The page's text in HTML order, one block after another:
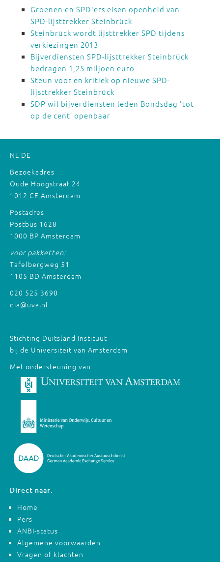
Groenen en SPD'ers eisen openheid van
SPD-lijsttrekker Steinbrück
Steinbrück wordt lijsttrekker SPD tijdens
verkiezingen 2013
Bijverdiensten SPD-lijsttrekker Steinbrück
bedragen 1,25 miljoen euro
Steun voor en kritiek op nieuwe SPD-
lijsttrekker Steinbrück
SDP wil bijverdiensten leden Bondsdag 'tot
op de cent’ openbaar
NL DE
Bezoekadres
Oude Hoogstraat 24
1012 CE Amsterdam
Postadres
Postbus 1628
1000 BP Amsterdam
voor pakketten:
Tafelbergweg 51
1105 BD Amsterdam
020 525 3690
dia@uva.nl
Stichting Duitsland Instituut
bij de Universiteit van Amsterdam
Met ondersteuning van
Direct naar:
Home
Pers
ANBI-status
Algemene voorwaarden
Vragen of klachten